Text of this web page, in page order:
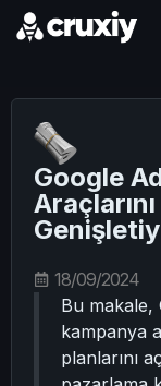
Google
18/09/2024
Bu makale,
kampanya
planlarını